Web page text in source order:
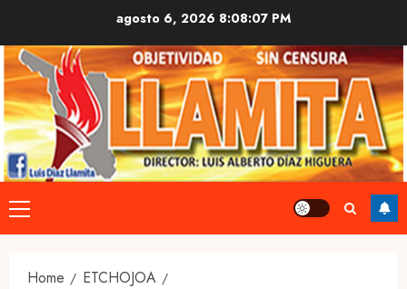
content
agosto 6, 2026 8:08:08 PM
Primary
Menu
Home
ETCHOJOA